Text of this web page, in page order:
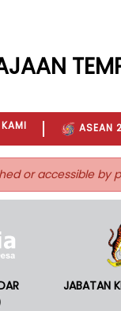
ASEAN
or accessible
JABATAN